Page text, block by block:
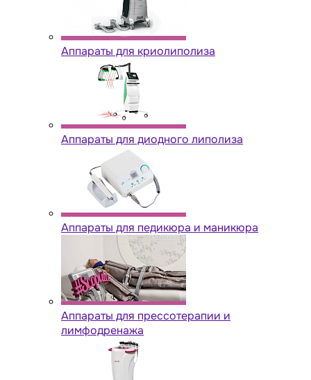
Аппараты для криолиполиза
Аппараты для диодного липолиза
Аппараты для педикюра и маникюра
Аппараты для прессотерапии и
лимфодренажа